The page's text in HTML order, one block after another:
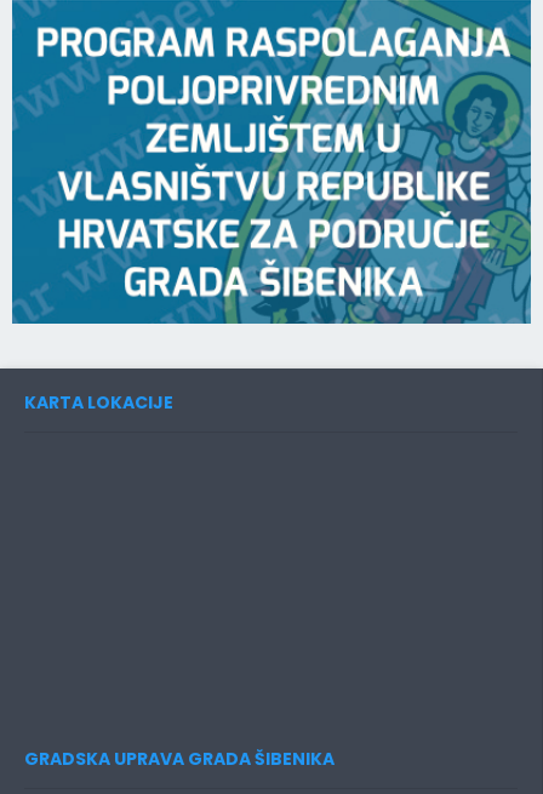
KARTA LOKACIJE
GRADSKA UPRAVA GRADA ŠIBENIKA